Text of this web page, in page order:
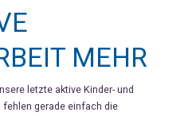
MEHR
letzte aktive Kinder- und
gerade einfach die